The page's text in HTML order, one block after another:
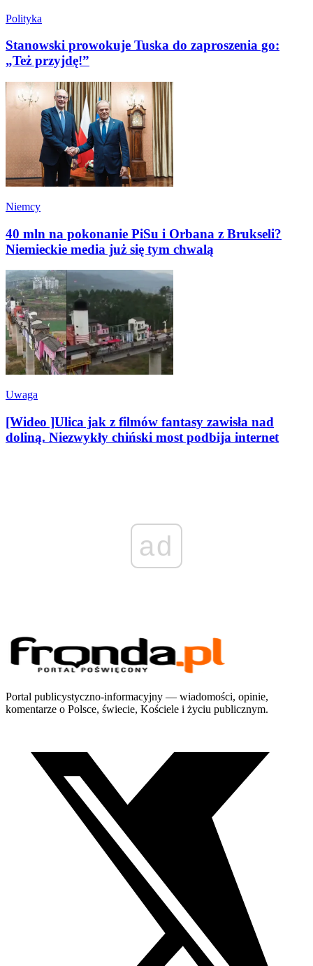
Polityka
Stanowski prowokuje Tuska do zaproszenia go:
„Też przyjdę!”
Niemcy
40 mln na pokonanie PiSu i Orbana z Brukseli?
Niemieckie media już się tym chwalą
Uwaga
[Wideo ]Ulica jak z filmów fantasy zawisła nad
doliną. Niezwykły chiński most podbija internet
ad
Portal publicystyczno-informacyjny — wiadomości, opinie,
komentarze o Polsce, świecie, Kościele i życiu publicznym.